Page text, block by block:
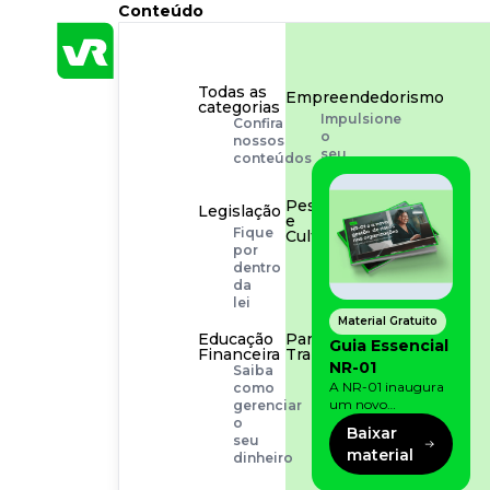
Conteúdo
Todas as
categorias
Confira
nossos
conteúdos
Empreendedorismo
Impulsione
o
seu
negócio
Legislação
Fique
por
dentro
da
lei
Pessoas
e
Cultura
Aprimore
cultura
organizacional
Educação
Financeira
Saiba
como
gerenciar
o
seu
dinheiro
Para o
Trabalhador
Tudo
para
facilitar
rotina
Material Gratuito
Guia Essencial
NR-01
A NR-01 inaugura
um novo
momento na
prevenção de riscos:
agora, além dos
fatores físicos e
Baixar
material